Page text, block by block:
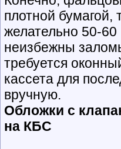
плотной
желательно 50-
неизбежны
требуется
кассета для
вручную.
Обложки с
на КБС